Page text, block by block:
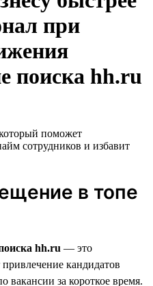
при
поиска hh.ru
поможет
сотрудников и избавит
в топе
hh.ru — это
кандидатов
вакансии за короткое время.